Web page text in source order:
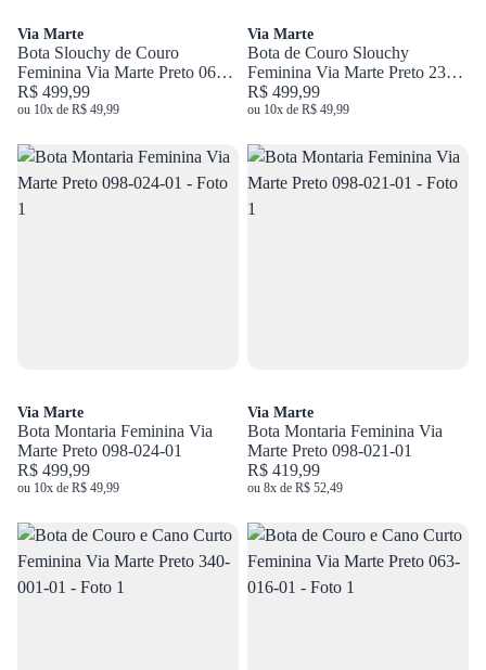
Via Marte
Bota Slouchy de Couro
Feminina Via Marte Preto 063-
020-01
R$ 499,99
ou 10x de R$ 49,99
Via Marte
Bota de Couro Slouchy
Feminina Via Marte Preto 236-
015-01
R$ 499,99
ou 10x de R$ 49,99
Via Marte
Bota Montaria Feminina Via
Marte Preto 098-024-01
R$ 499,99
ou 10x de R$ 49,99
Via Marte
Bota Montaria Feminina Via
Marte Preto 098-021-01
R$ 419,99
ou 8x de R$ 52,49